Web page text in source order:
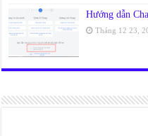
Hướng dẫn
Tháng 12 23,